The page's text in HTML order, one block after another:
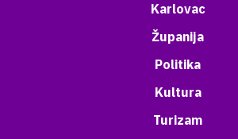
Karlovac
Županija
Politika
Kultura
Turizam